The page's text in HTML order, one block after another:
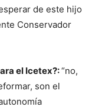
de este hijo
Conservador
el Icetex?:“no,
son el